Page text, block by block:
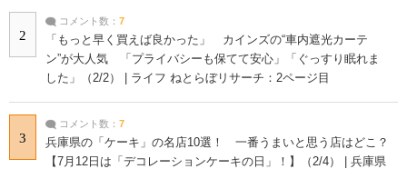
2
コメント数： 7
「もっと早く買えば良かった」 カインズの“車内遮光カーテ
ン”が大人気 「プライバシーも保てて安心」「ぐっすり眠れま
した」（2/2） | ライフ ねとらぼリサーチ：2ページ目
3
コメント数： 7
兵庫県の「ケーキ」の名店10選！ 一番うまいと思う店はどこ？
【7月12日は「デコレーションケーキの日」！】（2/4） | 兵庫県